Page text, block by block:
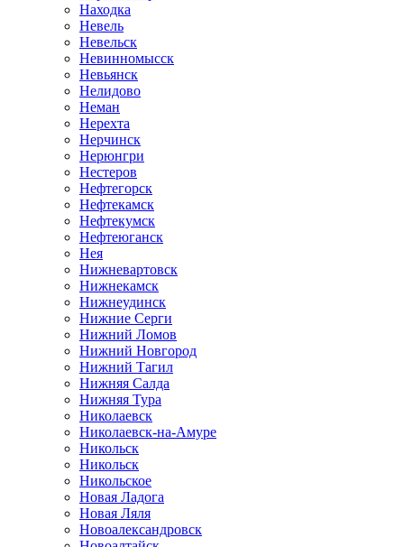
Находка
Невель
Невельск
Невинномысск
Невьянск
Нелидово
Неман
Нерехта
Нерчинск
Нерюнгри
Нестеров
Нефтегорск
Нефтекамск
Нефтекумск
Нефтеюганск
Нея
Нижневартовск
Нижнекамск
Нижнеудинск
Нижние Серги
Нижний Ломов
Нижний Новгород
Нижний Тагил
Нижняя Салда
Нижняя Тура
Николаевск
Николаевск-на-Амуре
Никольск
Никольск
Никольское
Новая Ладога
Новая Ляля
Новоалександровск